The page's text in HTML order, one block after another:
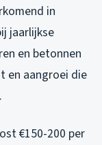
in
jaarlijkse
en betonnen
en aangroei die
€150-200 per